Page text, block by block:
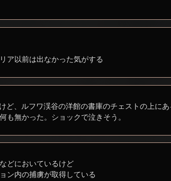
ア以前は出なかった気がする
ど、ルフワ渓谷の洋館の書庫のチェストの上に
も無かった。ショックで泣きそう。
どにおいているけど
ン内の捕虜が取得している